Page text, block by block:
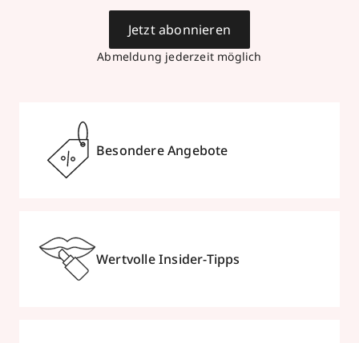
Abmeldung jederzeit möglich
Jetzt abonnieren
Besondere Angebote
Wertvolle Insider-Tipps